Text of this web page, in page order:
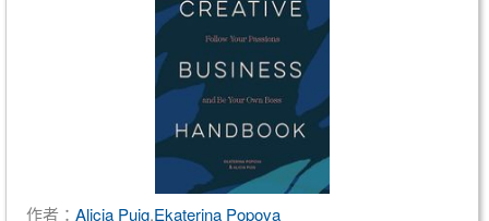
作者： Alicia Puig,Ekaterina Popova